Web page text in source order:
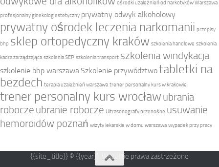
ośrodki uzależnień od narkotyków Warszawa
profesjonalny ginekolog estetyczny prywatny odwyk alkoholowy
prywatny ośrodek leczenia narkomanii przepisy
bhp sklep ortopedyczny kraków szkolenia handlowe szkolenia
kadra zarządzająca szkolenia SEP szkolenia transport szkolenia windykacja
szkolenie bhp warszawa Szkolenie przywództwotabletki na
bezdech terapia uzależnień warszawa trener personalny kurs w krakowie
trener personalny kurs wrocław ubrania
robocze ubranie robocze Ultrasonografy przenośne usuwanie
hemoroidów poznań wizyty lekarskie w domu warszawa wypadek przy pracy
{{site_title}} © {{year}}. Wszelkie prawa zastrzeżone